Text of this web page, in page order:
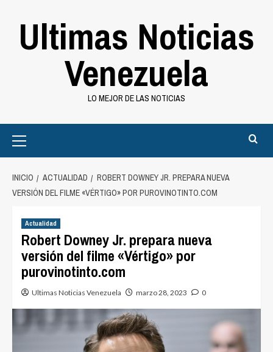
Ultimas Noticias
Venezuela
LO MEJOR DE LAS NOTICIAS
Menu
INICIO ACTUALIDAD
ROBERT DOWNEY JR. PREPARA NUEVA
VERSIÓN DEL FILME «VÉRTIGO» POR PUROVINOTINTO.COM
Actualidad
Robert Downey Jr. prepara nueva
versión del filme «Vértigo» por
purovinotinto.com
Ultimas Noticias Venezuela marzo 28, 2023 0